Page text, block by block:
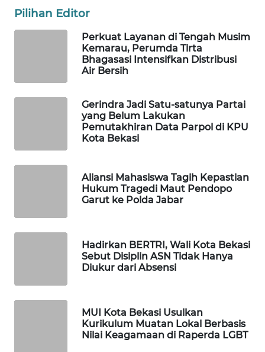
Pilihan Editor
Perkuat Layanan di Tengah Musim
Kemarau, Perumda Tirta
Bhagasasi Intensifkan Distribusi
Air Bersih
Gerindra Jadi Satu-satunya Partai
yang Belum Lakukan
Pemutakhiran Data Parpol di KPU
Kota Bekasi
Aliansi Mahasiswa Tagih Kepastian
Hukum Tragedi Maut Pendopo
Garut ke Polda Jabar
Hadirkan BERTRI, Wali Kota Bekasi
Sebut Disiplin ASN Tidak Hanya
Diukur dari Absensi
MUI Kota Bekasi Usulkan
Kurikulum Muatan Lokal Berbasis
Nilai Keagamaan di Raperda LGBT
MASYARAKAT
MARTABAT
LPKKI